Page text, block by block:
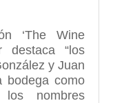
‘The Wine
destaca “los
y Juan
bodega como
nombres